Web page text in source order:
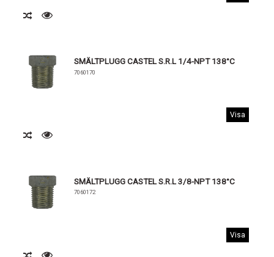
SMÄLTPLUGG CASTEL S.R.L 1/4-NPT 138°C
7060170
Visa
SMÄLTPLUGG CASTEL S.R.L 3/8-NPT 138°C
7060172
Visa